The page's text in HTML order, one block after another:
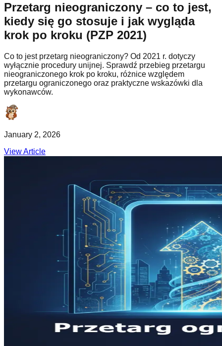
Przetarg nieograniczony – co to jest,
kiedy się go stosuje i jak wygląda
krok po kroku (PZP 2021)
Co to jest przetarg nieograniczony? Od 2021 r. dotyczy
wyłącznie procedury unijnej. Sprawdź przebieg przetargu
nieograniczonego krok po kroku, różnice względem
przetargu ograniczonego oraz praktyczne wskazówki dla
wykonawców.
January 2, 2026
View Article